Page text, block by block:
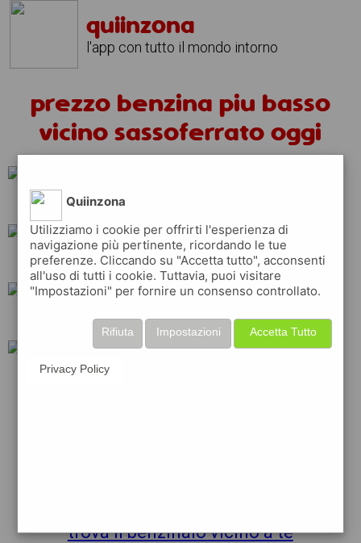
quiinzona
l'app con tutto il mondo intorno
prezzo benzina piu basso
vicino sassoferrato oggi
eni
api tamoil
ip erg
shell
trova il benzinaio vicino a te
Quiinzona
Utilizziamo i cookie per offrirti l'esperienza di
navigazione più pertinente, ricordando le tue
preferenze. Cliccando su "Accetta tutto", acconsenti
all'uso di tutti i cookie. Tuttavia, puoi visitare
"Impostazioni" per fornire un consenso controllato.
Accetta Tutto
Impostazioni
Rifiuta
Privacy Policy